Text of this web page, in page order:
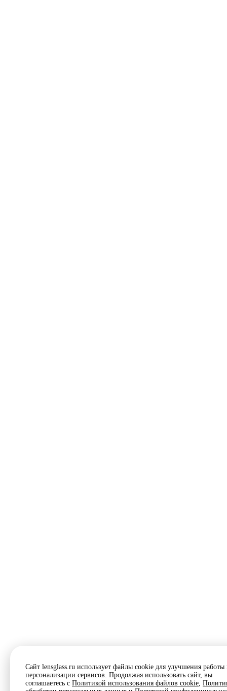
Сайт lensglass.ru использует файлы cookie для улучшения работы
персонализации сервисов. Продолжая использовать сайт, вы
соглашаетесь с Политикой использования файлов cookie,